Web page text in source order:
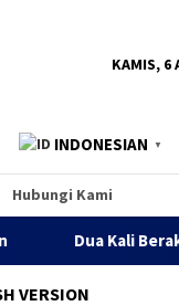
KAMIS, 6
INDONESIAN ▼
Hubungi Kami
dalam Lima
VERSION